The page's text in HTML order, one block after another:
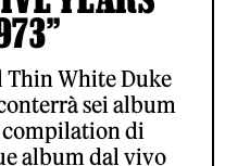
White Duke
sei album
di
album dal vivo